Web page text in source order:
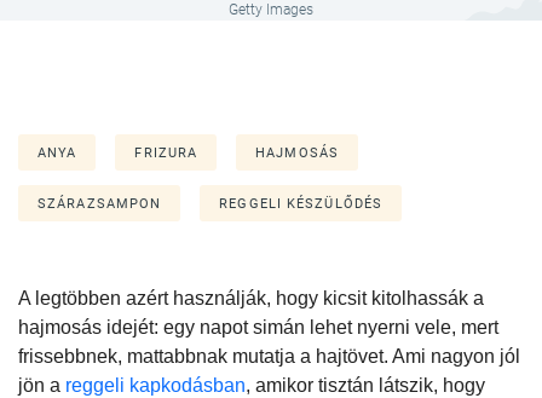
Getty Images
ANYA FRIZURA HAJMOSÁS
SZÁRAZSAMPON REGGELI KÉSZÜLŐDÉS
A legtöbben azért használják, hogy kicsit kitolhassák a
hajmosás idejét: egy napot simán lehet nyerni vele, mert
frissebbnek, mattabbnak mutatja a hajtövet. Ami nagyon jól
jön a reggeli kapkodásban, amikor tisztán látszik, hogy